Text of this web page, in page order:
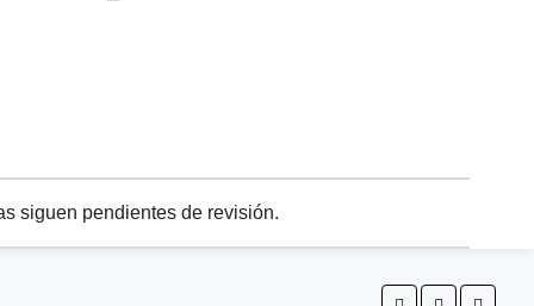
siguen pendientes de revisión.